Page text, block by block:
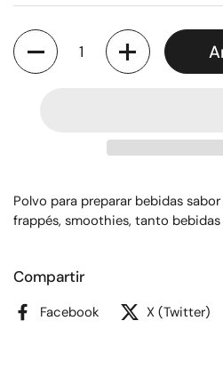
Cantidad
Polvo para preparar bebidas
frappés, smoothies, tanto
Compartir
Facebook X (Twitter)